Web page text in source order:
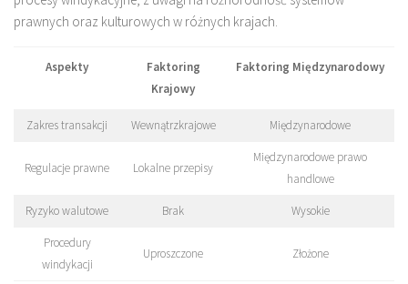
prawnych oraz kulturowych w różnych krajach.
Aspekty
Faktoring
Krajowy
Faktoring Międzynarodowy
Zakres transakcji Wewnątrzkrajowe Międzynarodowe
Regulacje prawne Lokalne przepisy
Międzynarodowe prawo
handlowe
Ryzyko walutowe Brak Wysokie
Procedury
windykacji
Uproszczone Złożone